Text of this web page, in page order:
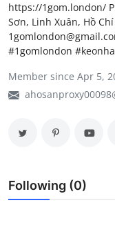
Science Hangouts
My Lab
My Company
Blogs
https://1gom.london/
Sơn, Linh Xuân, Hồ
#1gomlondon
Member since Apr 5,
Following (0)